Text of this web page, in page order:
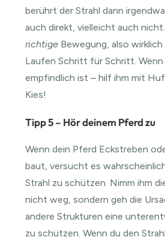
berührt der Strahl dann
auch direkt, vielleicht auch
richtige Bewegung, also
Laufen Schritt für Schritt. Wenn
empfindlich ist – hilf ihm mit
Kies!
Tipp 5 – Hör deinem Pferd zu
Wenn dein Pferd Eckstreben
baut, versucht es
Strahl zu schützen. Nimm ihm
nicht weg, sondern geh die
andere Strukturen eine
zu schützen. Wenn du den